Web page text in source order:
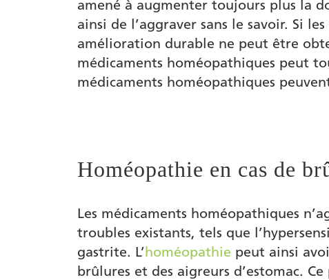
amené à augmenter toujours plus la
ainsi de l’aggraver sans le savoir. Si
amélioration durable ne peut être
médicaments homéopathiques peut
médicaments homéopathiques
Homéopathie en cas de
Les médicaments homéopathiques
troubles existants, tels que
gastrite. L’homéopathie peut ainsi
brûlures et des aigreurs d’estomac.